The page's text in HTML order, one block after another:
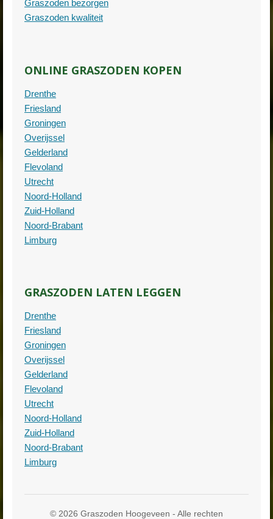
Graszoden bezorgen
Graszoden kwaliteit
ONLINE GRASZODEN KOPEN
Drenthe
Friesland
Groningen
Overijssel
Gelderland
Flevoland
Utrecht
Noord-Holland
Zuid-Holland
Noord-Brabant
Limburg
GRASZODEN LATEN LEGGEN
Drenthe
Friesland
Groningen
Overijssel
Gelderland
Flevoland
Utrecht
Noord-Holland
Zuid-Holland
Noord-Brabant
Limburg
© 2026 Graszoden Hoogeveen - Alle rechten